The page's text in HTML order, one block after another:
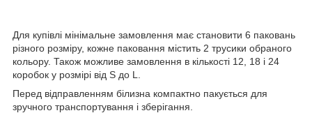
Для купівлі мінімальне замовлення має становити 6 паковань
різного розміру, кожне паковання містить 2 трусики обраного
кольору. Також можливе замовлення в кількості 12, 18 і 24
коробок у розмірі від S до L.
Перед відправленням білизна компактно пакується для
зручного транспортування і зберігання.